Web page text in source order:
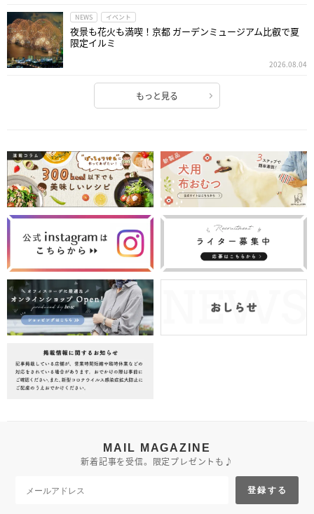
NEWS イベント
夜景も花火も満喫！京都 ガーデンミュージアム比叡で夏
限定イルミ
2026.08.04
もっと見る
MAIL MAGAZINE
新着記事を受信。限定プレゼントも♪
登録する